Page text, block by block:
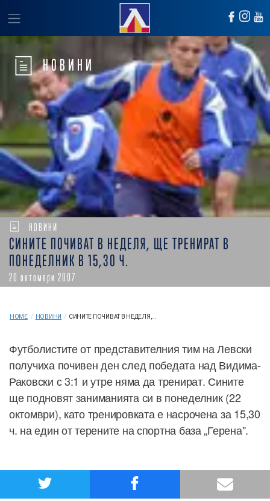
НОВИНИ
НОВИНИ
СИНИТЕ ПОЧИВАТ В НЕДЕЛЯ, ЩЕ ТРЕНИРАТ В
ПОНЕДЕЛНИК В 15,30 Ч.
20 октомври 2007
HOME / НОВИНИ / СИНИТЕ ПОЧИВАТ В НЕДЕЛЯ,...
Футболистите от представителния тим на Левски
получиха почивен ден след победата над Видима-
Раковски с 3:1 и утре няма да тренират. Сините
ще подновят заниманията си в понеделник (22
октомври), като тренировката е насрочена за 15,30
ч. на един от терените на спортна база „Герена".